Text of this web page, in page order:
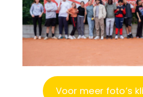
Voor meer foto’s